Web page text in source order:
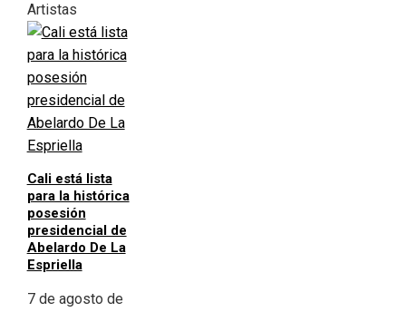
Artistas
Cali está lista
para la histórica
posesión
presidencial de
Abelardo De La
Espriella
7 de agosto de